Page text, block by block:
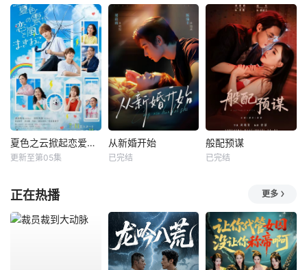
夏色之云掀起恋爱与风暴
更新至第05集
从新婚开始
已完结
般配预谋
已完结
正在热播 更多